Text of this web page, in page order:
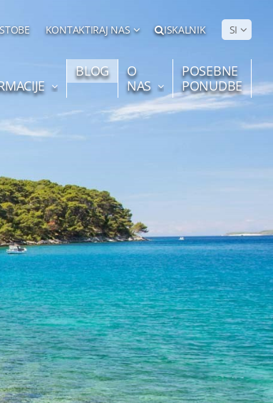
KONTAKTIRAJ NAS ISKALNIK SI
BLOG
O
NAS
POSEBNE
PONUDBE